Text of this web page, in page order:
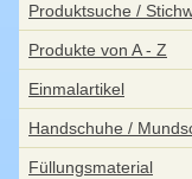
Produktsuche /
Produkte von A - Z
Einmalartikel
Handschuhe /
Füllungsmaterial